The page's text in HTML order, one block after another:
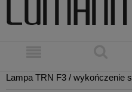
Lampa TRN F3 / wykończenie